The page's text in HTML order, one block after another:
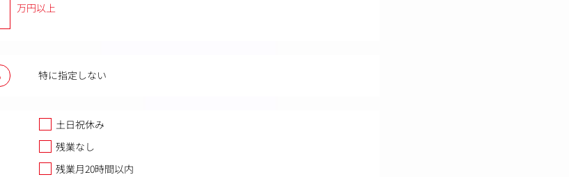
万円以上
特に指定しない
土日祝休み
残業なし
残業月20時間以内